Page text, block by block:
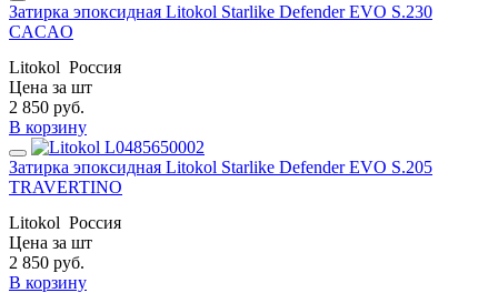
Затирка эпоксидная Litokol Starlike Defender EVO S.230
CACAO
Litokol Россия
Цена за шт
2 850 руб.
В корзину
Затирка эпоксидная Litokol Starlike Defender EVO S.205
TRAVERTINO
Litokol Россия
Цена за шт
2 850 руб.
В корзину